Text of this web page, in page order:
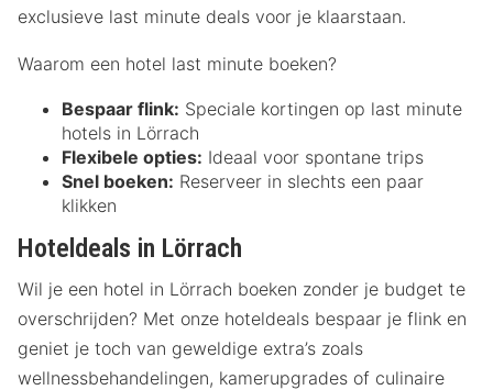
exclusieve last minute deals voor je klaarstaan.
Waarom een hotel last minute boeken?
Bespaar flink: Speciale kortingen op last minute
hotels in Lörrach
Flexibele opties: Ideaal voor spontane trips
Snel boeken: Reserveer in slechts een paar
klikken
Hoteldeals in Lörrach
Wil je een hotel in Lörrach boeken zonder je budget te
overschrijden? Met onze hoteldeals bespaar je flink en
geniet je toch van geweldige extra’s zoals
wellnessbehandelingen, kamerupgrades of culinaire